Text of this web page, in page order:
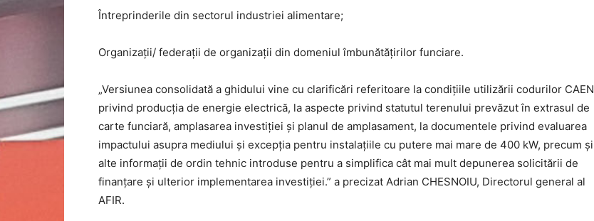
Întreprinderile din sectorul industriei alimentare;
Organizații/ federații de organizații din domeniul îmbunătățirilor funciare.
„Versiunea consolidată a ghidului vine cu clarificări referitoare la condițiile utilizării codurilor CAEN
privind producția de energie electrică, la aspecte privind statutul terenului prevăzut în extrasul de
carte funciară, amplasarea investiției și planul de amplasament, la documentele privind evaluarea
impactului asupra mediului și excepția pentru instalațiile cu putere mai mare de 400 kW, precum și
alte informații de ordin tehnic introduse pentru a simplifica cât mai mult depunerea solicitării de
finanțare și ulterior implementarea investiției.” a precizat Adrian CHESNOIU, Directorul general al
AFIR.